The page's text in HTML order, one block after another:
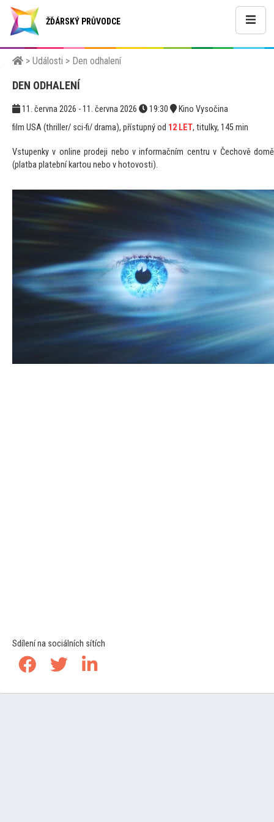
ŽĎÁRSKÝ PRŮVODCE
> Události > Den odhalení
DEN ODHALENÍ
11. června 2026 - 11. června 2026 19:30
Kino Vysočina
film USA (thriller/ sci-fi/ drama), přístupný od 12 LET, titulky, 145 min
Vstupenky v online prodeji nebo v informačním centru v Čechově domě
(platba platební kartou nebo v hotovosti).
Sdílení na sociálních sítích